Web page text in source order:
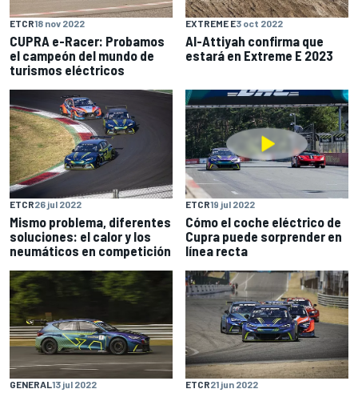
ETCR18 nov 2022
CUPRA e-Racer: Probamos
el campeón del mundo de
turismos eléctricos
EXTREME E3 oct 2022
Al-Attiyah confirma que
estará en Extreme E 2023
ETCR26 jul 2022
Mismo problema, diferentes
soluciones: el calor y los
neumáticos en competición
ETCR19 jul 2022
Cómo el coche eléctrico de
Cupra puede sorprender en
línea recta
GENERAL13 jul 2022 ETCR21 jun 2022